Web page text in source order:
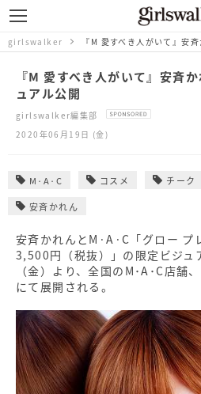
girlswalker
『M 愛すべき人がいて』安斉
ュアル公開
girlswalker編集部
2020年06月19日 (金)
M·A·C コスメ チーク
安斉かれん
安斉かれんとM·A·C「グロー プ
3,500円（税抜）」の限定ビジュ
（金）より、全国のM･A･C店舗
にて​展開される。